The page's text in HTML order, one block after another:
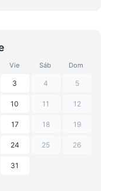
Vie Sáb Dom
3 4 5
10 11 12
17 18 19
24 25 26
31